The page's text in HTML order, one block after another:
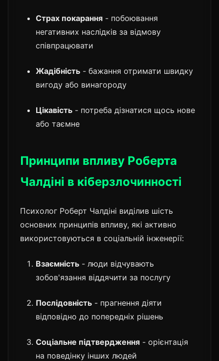
Страх покарання - побоювання
негативних наслідків за відмову
співпрацювати
Жадібність - бажання отримати швидку
вигоду або винагороду
Цікавість - потреба дізнатися щось нове
або таємне
Принципи впливу Роберта
Чалдіні в кіберзлочинності
Психолог Роберт Чалдіні виділив шість
основних принципів впливу, які активно
використовуються в соціальній інженерії:
Взаємність - люди відчувають
зобов'язання віддячити за послугу
Послідовність - прагнення діяти
відповідно до попередніх рішень
Соціальне підтвердження - орієнтація
на поведінку інших людей